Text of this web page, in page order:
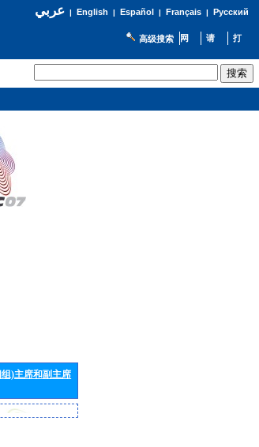
عربي| English | Español | Français| Русский
高级搜索
)主席和副主席